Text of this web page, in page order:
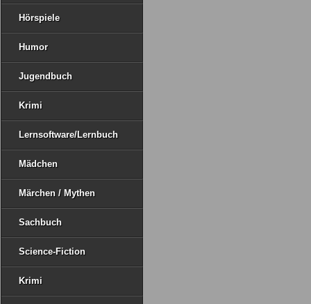
Hörspiele
Humor
Jugendbuch
Krimi
Lernsoftware/Lernbuch
Mädchen
Märchen / Mythen
Sachbuch
Science-Fiction
Krimi